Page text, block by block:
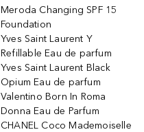
Meroda Changing SPF 15
Foundation
Yves Saint Laurent Y
Refillable Eau de parfum
Yves Saint Laurent Black
Opium Eau de parfum
Valentino Born In Roma
Donna Eau de Parfum
CHANEL Coco Mademoiselle